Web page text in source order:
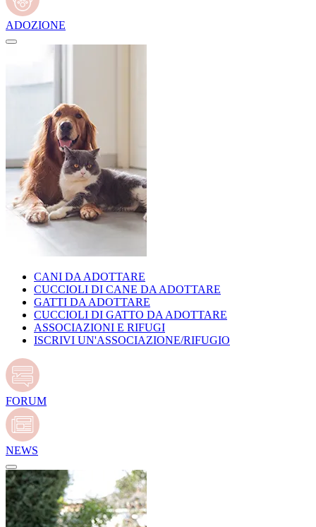
ADOZIONE
CANI DA ADOTTARE
CUCCIOLI DI CANE DA ADOTTARE
GATTI DA ADOTTARE
CUCCIOLI DI GATTO DA ADOTTARE
ASSOCIAZIONI E RIFUGI
ISCRIVI UN'ASSOCIAZIONE/RIFUGIO
FORUM
NEWS